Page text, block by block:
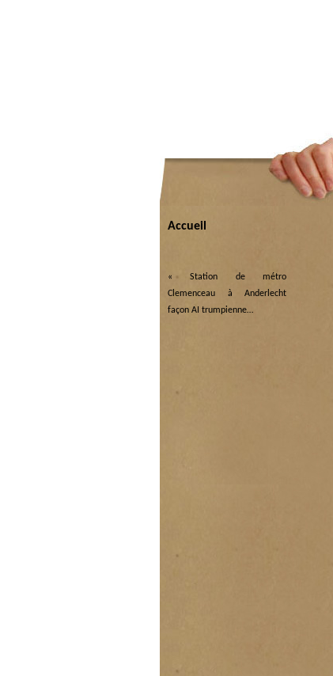
Accueil
«Station de métro
Clemenceau à Anderlecht
façon AI trumpienne…